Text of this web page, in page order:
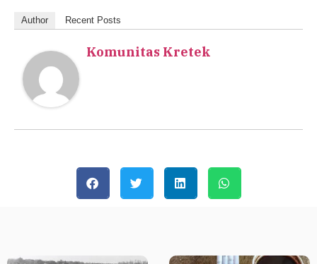
Author Recent Posts
Komunitas Kretek